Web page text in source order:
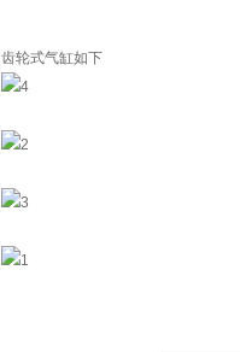
齿轮式气缸如下